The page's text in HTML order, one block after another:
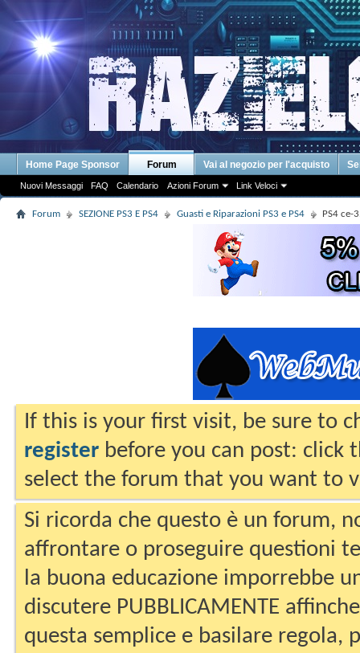
Home Page Sponsor Forum
Nuovi Messaggi FAQ Calendario Azioni Forum Link Veloci
Vai al negozio per l'acquisto
Forum SEZIONE PS3 E PS4 Guasti e Riparazioni PS3 e PS4 PS4 ce-
If this is your first visit, be sure to
register before you can post: click
select the forum that you want to
Si ricorda che questo è un forum,
affrontare o proseguire questioni
la buona educazione imporrebbe
discutere PUBBLICAMENTE
questa semplice e basilare regola,